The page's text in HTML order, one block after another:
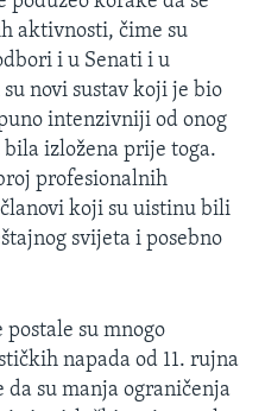
aktivnosti, čime su
i u Senati i u
novi sustav koji je bio
intenzivniji od onog
izložena prije toga.
profesionalnih
koji su uistinu bili
svijeta i posebno
su mnogo
napada od 11. rujna
su manja ograničenja